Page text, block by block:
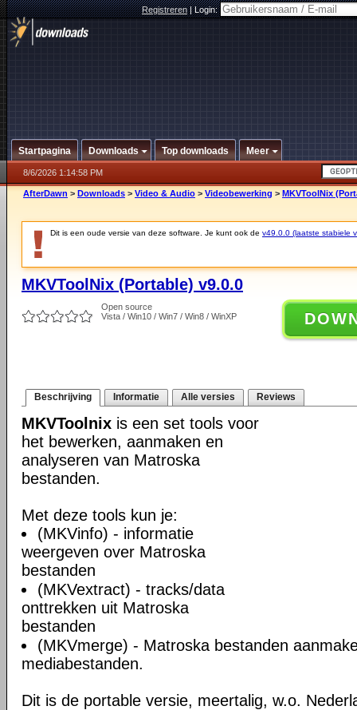
Registreren|Login:
Startpagina Downloads Top downloads Meer
8/6/2026 1:14:58 PM
AfterDawn > Downloads > Video & Audio > Videobewerking > MKVToolNix
Dit is een oude versie van deze software. Je kunt ook de v49.0.0 (laatste stabiele
MKVToolNix (Portable) v9.0.0
Open source
Vista / Win10 / Win7 / Win8 / WinXP
Beschrijving Informatie Alle versies Reviews
MKVToolnix is een set tools voor
het bewerken, aanmaken en
analyseren van Matroska
bestanden.
Met deze tools kun je:
(MKVinfo) - informatie
weergeven over Matroska
bestanden
(MKVextract) - tracks/data
onttrekken uit Matroska
bestanden
(MKVmerge) - Matroska bestanden
mediabestanden.
Dit is de portable versie, meertalig, w.o.